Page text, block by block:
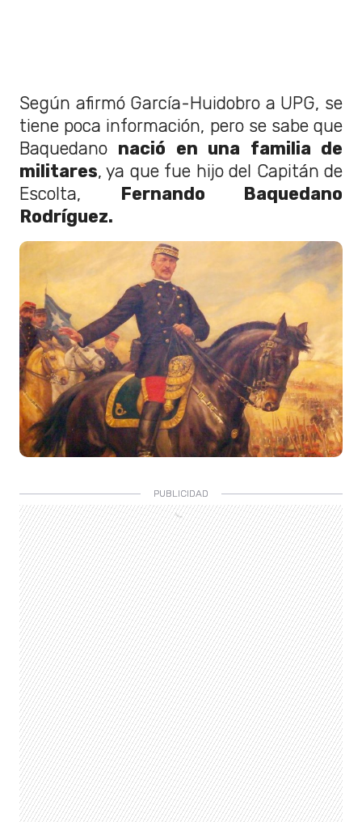
Según afirmó García-Huidobro a UPG, se
tiene poca información, pero se sabe que
Baquedano nació en una familia de
militares, ya que fue hijo del Capitán de
Escolta,
Fernando Baquedano
Rodríguez.